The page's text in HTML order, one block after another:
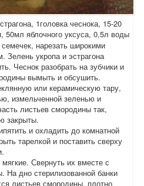
1головка чеснока, 15-20
50мл яблочного уксуса, 0,5л воды
нарезать широкими
Зелень укропа и эстрагона
Чеснок разобрать на зубчики и
вымыть и обсушить.
или керамическую тару,
измельченной зеленью и
листьев смородины так,
закрыты.
и охладить до комнатной
тарелкой и поставить сверху
Свернуть их вместе с
На дно стерилизованной банки
листьев смородины, плотно